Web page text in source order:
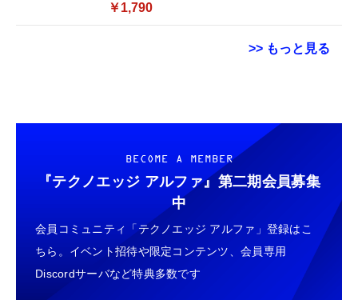
￥1,790
>> もっと見る
【整備済み品】 Earth Dreams内蔵 HDD 1TB
3.5インチ NAS丶パソコンPC丶サーバー対応
ハードディスク 保証1年
￥5,480
【整備済み品】エイチピー ProDisplay P224
￥6,980
【New】Amazon Fire TV Stick HD | 手軽に
ストリーミングをはじめよう | ストリーミン
グメディアプレイヤー
￥6,980
Amazon Fire TV Stick 4K Select | 4Kの高画
ト〔オルテナウス〕 Black Barrel Edition 組
み立て式プラモデル ノンスケール マシュ全高
約165mm ブラックバレル（展開時）全長約
500mm
￥17,800
マックスファクトリー Fate/Grand Order
PLAMATEA シールダー/マシュ・キリエライ
ト〔オルテナウス〕 組み立て式プラモデル ノ
ンスケール 全高約165mm
￥8,363
タカラトミー(TAKARA TOMY) トミカプレミ
BECOME A MEMBER
『テクノエッジ アルファ』 第二期会員募集
中
会員コミュニティ「テクノエッジ アルファ」登録はこ
ちら。イベント招待や限定コンテンツ、会員専用
Discordサーバなど特典多数です